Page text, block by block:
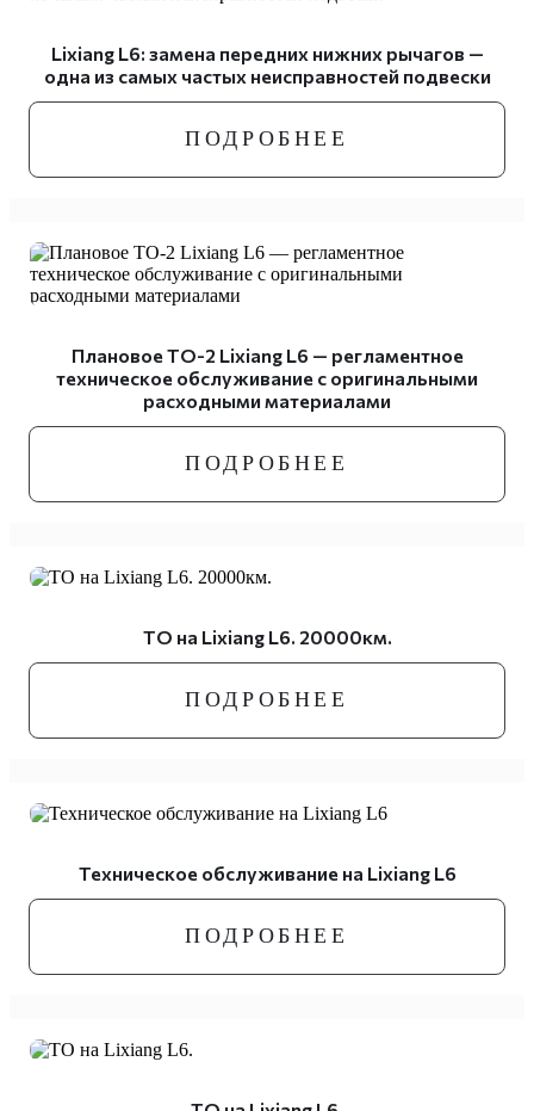
Lixiang L6: замена передних нижних рычагов —
одна из самых частых неисправностей подвески
ПОДРОБНЕЕ
Плановое ТО-2 Lixiang L6 — регламентное
техническое обслуживание с оригинальными
расходными материалами
ПОДРОБНЕЕ
ТО на Lixiang L6. 20000км.
ПОДРОБНЕЕ
Техническое обслуживание на Lixiang L6
ПОДРОБНЕЕ